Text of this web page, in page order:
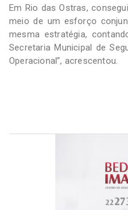
Em Rio das Ostras,
meio de um esforço
mesma estratégia,
Secretaria Municipal de
Operacional”, acrescentou.